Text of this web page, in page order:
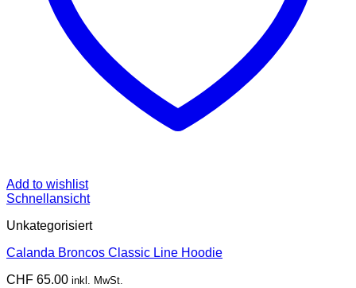
Add to wishlist
Schnellansicht
Unkategorisiert
Calanda Broncos Classic Line Hoodie
CHF 65.00 inkl. MwSt.